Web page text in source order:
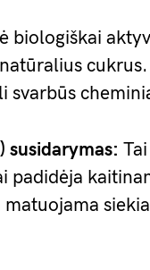
biologiškai
svarbūs
padidėja